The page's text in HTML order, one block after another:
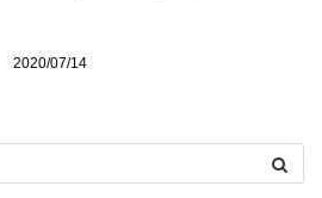
2020/07/14